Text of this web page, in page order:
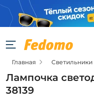
Главная Светильники
Лампочка
38139